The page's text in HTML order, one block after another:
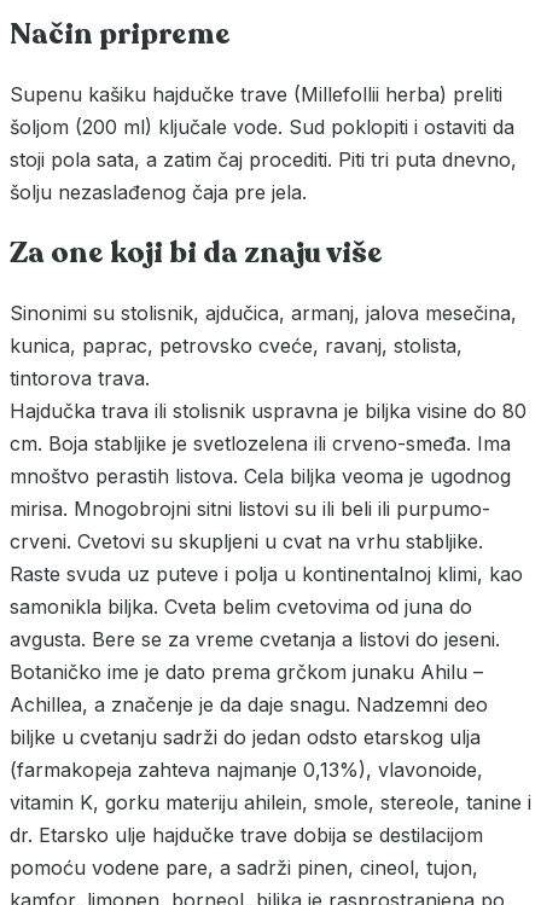
Način pripreme
Supenu kašiku hajdučke trave (Millefollii herba) preliti
šoljom (200 ml) ključale vode. Sud poklopiti i ostaviti da
stoji pola sata, a zatim čaj procediti. Piti tri puta dnevno,
šolju nezaslađenog čaja pre jela.
Za one koji bi da znaju više
Sinonimi su stolisnik, ajdučica, armanj, jalova mesečina,
kunica, paprac, petrovsko cveće, ravanj, stolista,
tintorova trava.
Hajdučka trava ili stolisnik uspravna je biljka visine do 80
cm. Boja stabljike je svetlozelena ili crveno-smeđa. Ima
mnoštvo perastih listova. Cela biljka veoma je ugodnog
mirisa. Mnogobrojni sitni listovi su ili beli ili purpumo-
crveni. Cvetovi su skupljeni u cvat na vrhu stabljike.
Raste svuda uz puteve i polja u kontinentalnoj klimi, kao
samonikla biljka. Cveta belim cvetovima od juna do
avgusta. Bere se za vreme cvetanja a listovi do jeseni.
Botaničko ime je dato prema grčkom junaku Ahilu –
Achillea, a značenje je da daje snagu. Nadzemni deo
biljke u cvetanju sadrži do jedan odsto etarskog ulja
(farmakopeja zahteva najmanje 0,13%), vlavonoide,
vitamin K, gorku materiju ahilein, smole, stereole, tanine i
dr. Etarsko ulje hajdučke trave dobija se destilacijom
pomoću vodene pare, a sadrži pinen, cineol, tujon,